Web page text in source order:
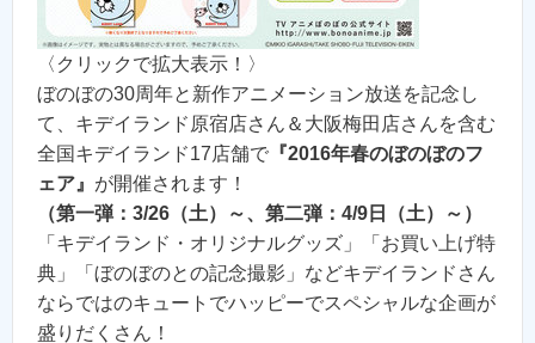
〈クリックで拡大表示！〉
ぼのぼの30周年と新作アニメーション放送を記念し
て、キデイランド原宿店さん＆大阪梅田店さんを含む
全国キデイランド17店舗で 『2016年春のぼのぼのフ
ェア』 が開催されます！
（第一弾：3/26（土）～、第二弾：4/9日（土）～）
「キデイランド・オリジナルグッズ」「お買い上げ特
典」「ぼのぼのとの記念撮影」などキデイランドさん
ならではのキュートでハッピーでスペシャルな企画が
盛りだくさん！